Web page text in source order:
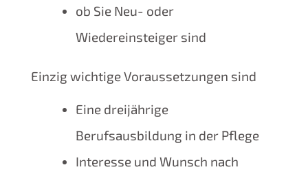
ob Sie Neu- oder
Wiedereinsteiger sind
Einzig wichtige Voraussetzungen sind
Eine dreijährige
Berufsausbildung in der Pflege
Interesse und Wunsch nach